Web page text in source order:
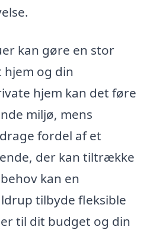
kan gøre en stor
og din
hjem kan det føre
miljø, mens
fordel af et
der kan tiltrække
kan en
tilbyde fleksible
til dit budget og din